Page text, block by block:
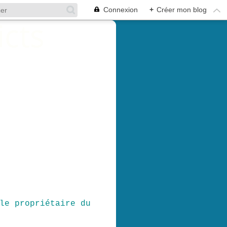
Connexion + Créer mon blog
propriétaire du